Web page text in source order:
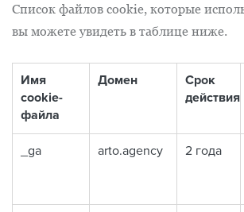
Список файлов cookie, которые
вы можете увидеть в таблице ниже.
Имя
cookie-
файла
Домен
Срок
действия
_ga arto.agency 2 года